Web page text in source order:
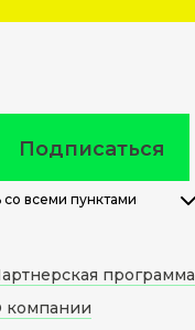
Подписаться
всеми пунктами
программа
компании